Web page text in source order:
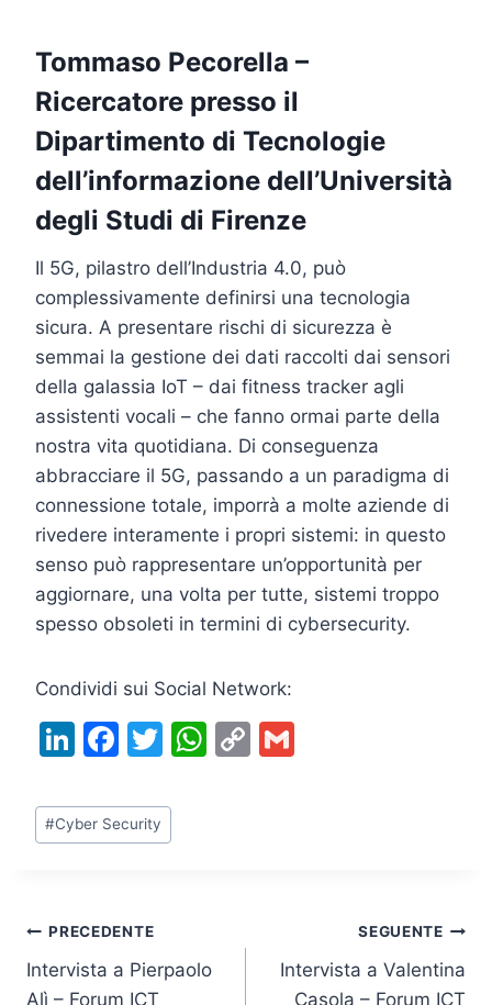
Tommaso Pecorella –
Ricercatore presso il
Dipartimento di Tecnologie
dell’informazione dell’Università
degli Studi di Firenze
Il 5G, pilastro dell’Industria 4.0, può
complessivamente definirsi una tecnologia
sicura. A presentare rischi di sicurezza è
semmai la gestione dei dati raccolti dai sensori
della galassia IoT – dai fitness tracker agli
assistenti vocali – che fanno ormai parte della
nostra vita quotidiana. Di conseguenza
abbracciare il 5G, passando a un paradigma di
connessione totale, imporrà a molte aziende di
rivedere interamente i propri sistemi: in questo
senso può rappresentare un’opportunità per
aggiornare, una volta per tutte, sistemi troppo
spesso obsoleti in termini di cybersecurity.
Condividi sui Social Network:
Li
k
e
n
F
c
e
o
o
k
T
itt
er
W C
Tag
articolo:
#Cyber Security
Navigazione
articoli
PRECEDENTE
Intervista a Pierpaolo
Alì – Forum ICT
SEGUENTE
Intervista a Valentina
Casola – Forum ICT